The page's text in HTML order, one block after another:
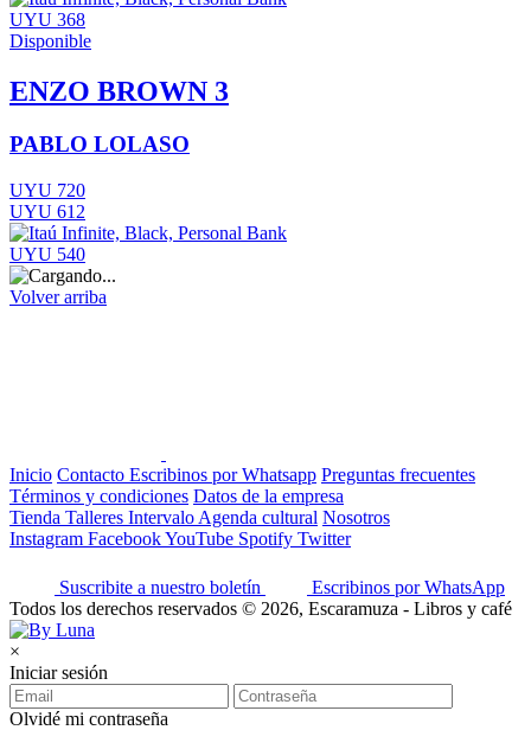
UYU 368
Disponible
ENZO BROWN 3
PABLO LOLASO
UYU 720
UYU 612
UYU 540
Volver arriba
Inicio Contacto Escribinos por Whatsapp Preguntas frecuentes
Términos y condiciones Datos de la empresa
Tienda Talleres Intervalo Agenda cultural Nosotros
Instagram FacebookYouTube Spotify Twitter
Suscribite a nuestro boletín
Escribinos por WhatsApp
Todos los derechos reservados © 2026, Escaramuza - Libros y café
×
Iniciar sesión
Olvidé mi contraseña